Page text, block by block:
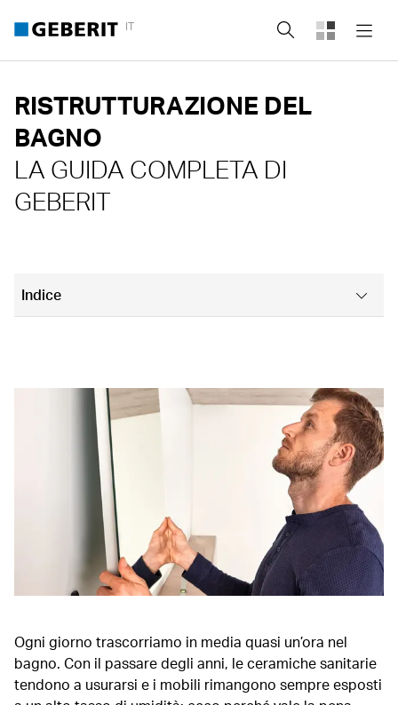
IT Cerca
RISTRUTTURAZIONE DEL
BAGNO
LA GUIDA COMPLETA DI
GEBERIT
Indice
Quanto costa ristrutturare il bagno?
Strumenti gratuiti per ristrutturare il bagno
Da vecchio a nuovo: un esempio di bagno moderno
Ristrutturare il bagno: prima e dopo
Guida passo passo per la ristrutturazione del bagno
Idee per la ristrutturazione del tuo bagno
Idee Geberit per ristrutturare il bagno
Ogni giorno trascorriamo in media quasi un’ora nel
bagno. Con il passare degli anni, le ceramiche sanitarie
tendono a usurarsi e i mobili rimangono sempre esposti